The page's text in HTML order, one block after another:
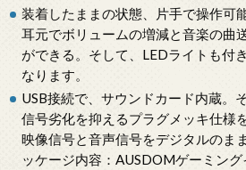
装着したままの状態、片手で操作可
耳元でボリュームの増減と音楽の曲
ができる。そして、LEDライトも付
なります。
USB接続で、サウンドカード内蔵。
信号劣化を抑えるプラグメッキ仕様
映像信号と音声信号をデジタルのま
ッケージ内容：AUSDOMゲーミン